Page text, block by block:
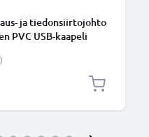
ja tiedonsiirtojohto
PVC USB-kaapeli